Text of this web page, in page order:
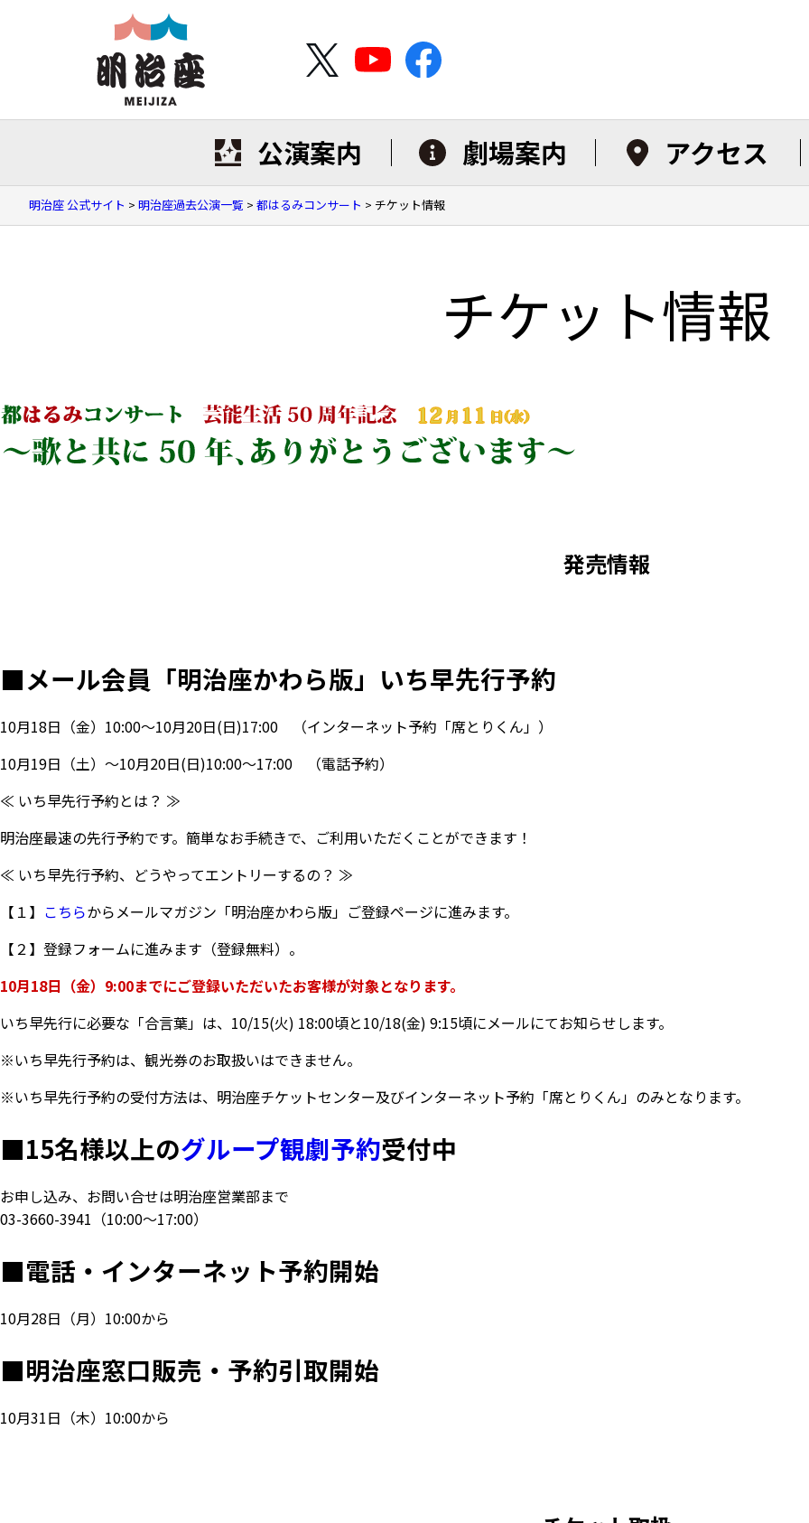
公演案内 劇場案内 アクセス
明治座 公式サイト > 明治座過去公演一覧 > 都はるみコンサート > チケット情報
チケット情報
発売情報
■メール会員「明治座かわら版」いち早先行予約
10月18日（金）10:00～10月20日(日)17:00
（インターネット予約「席とりくん」）
10月19日（土）～10月20日(日)10:00～17:00
（電話予約）
≪ いち早先行予約とは？ ≫
明治座最速の先行予約です。簡単なお手続きで、ご利用いただくことができます！
≪ いち早先行予約、どうやってエントリーするの？ ≫
【１】 こちらからメールマガジン「明治座かわら版」ご登録ページに進みます。
【２】登録フォームに進みます（登録無料）。
10月18日（金）9:00までにご登録いただいたお客様が対象となります。
いち早先行に必要な「合言葉」は、10/15(火) 18:00頃と10/18(金) 9:15頃にメールにてお知らせします。
※いち早先行予約は、観光券のお取扱いはできません。
※いち早先行予約の受付方法は、明治座チケットセンター及びインターネット予約「席とりくん」のみとなります。
■15名様以上のグループ観劇予約受付中
お申し込み、お問い合せは明治座営業部まで
03-3660-3941 （10:00～17:00）
■電話・インターネット予約開始
10月28日（月）10:00から
■明治座窓口販売・予約引取開始
10月31日（木）10:00から